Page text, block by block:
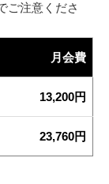
ご注意くださ
月会費
13,200円
23,760円